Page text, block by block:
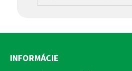
Z
INFORMÁCIE